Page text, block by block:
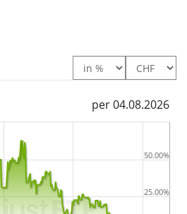
per 04.08.2026
25.00%
50.00%